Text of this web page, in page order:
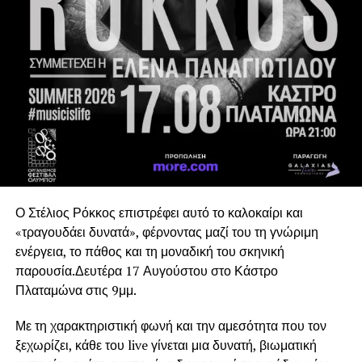
οργανισμούς, την ολοκληρωμένη τεχνική προσέγγιση, το
πλάνο εργασίας και τα πρώτα βήματα υλοποίησης. Κατά
τη διάρκεια της συνάντησης οι εταίροι συζήτησαν τις
επιστημονικές, τεχνικές, βιομηχανικές και κοινωνικές
διαστάσεις του έργου, θέτοντας τις βάσεις για την
πενταετή συνεργασία.
Το SOWISE
καινοτομίες μετατροπής αστικών αποβλήτων σε
βιώσιμα, βιοβασισμένα υλικά. Ενσωματώνοντας την
επιστημονική γνώση σε πραγματικά συστήματα
διαχείρισης αποβλήτων, το SOWISE+ θα υποστηρίξει
το σύγχρονο μοντέλο κυκλικής αστικής-βιομηχανικής
συμβίωσης.
Το SOWISE+ θα δημιουργήσει την πρώτη στο είδος της
πολυλειτουργική βιοδιυλιστηριακή μονάδα, η οποία θα
μετατρέπει δύο ροές αποβλήτων σε υλικά υψηλής αξίας.
Τα χωριστά συλλεγόμενα αστικά απόβλητα (βιοαπόβλητα
Ο Στέλιος Ρόκκος επιστρέφει αυτό το καλοκαίρι και
«τραγουδάει δυνατά», φέρνοντας μαζί του τη γνώριμη
ενέργεια, το πάθος και τη μοναδική του σκηνική
παρουσία.Δευτέρα 17 Αυγούστου στο Κάστρο
Πλαταμώνα στις 9μμ.
Με τη χαρακτηριστική φωνή και την αμεσότητα που τον
ξεχωρίζει, κάθε του live γίνεται μια δυνατή, βιωματική